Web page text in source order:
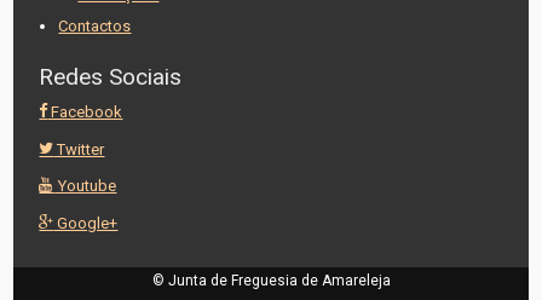
Contactos
Redes Sociais
Facebook
Twitter
Youtube
Google+
© Junta de Freguesia de Amareleja